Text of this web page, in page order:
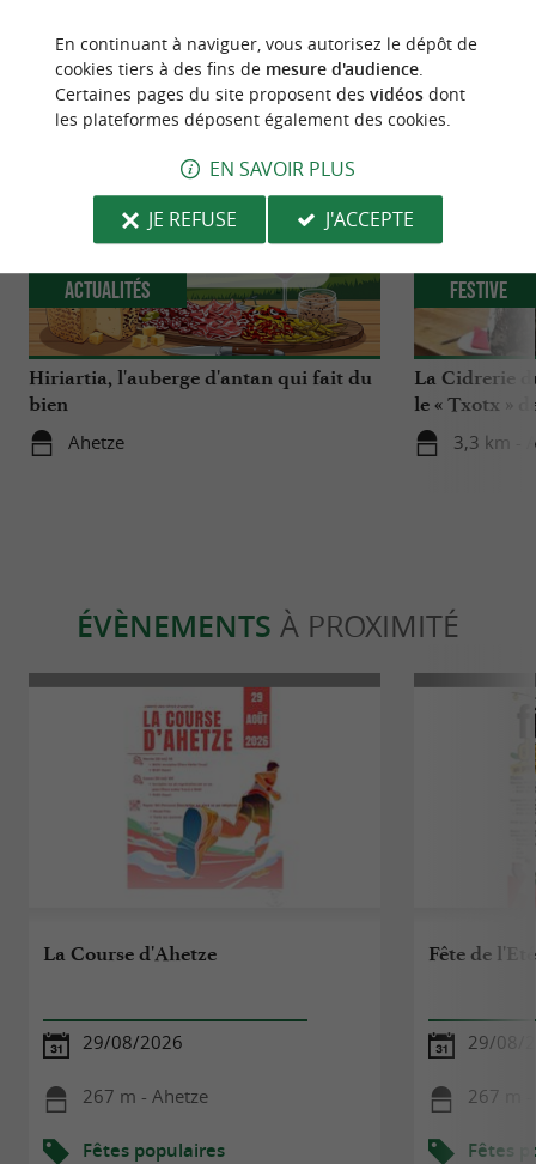
NOUS AVONS TESTÉPOUR VOUS
Hiriartia, l'auberge d'antan qui fait du
bien
Ahetze
Actualités
La Cidrerie
le « Txotx »
3,3 km -
Festive
ÉVÈNEMENTS À PROXIMITÉ
La Course d'Ahetze
29/08/2026
267 m - Ahetze
Fêtes populaires
Fête de l'Eté
29/08/
267 m
Fêtes
En continuant à naviguer, vous autorisez le dépôt de
cookies tiers à des fins de mesure d'audience.
Certaines pages du site proposent des vidéosdont
les plateformes déposent également des cookies.
EN SAVOIR PLUS
JE REFUSE
J'ACCEPTE